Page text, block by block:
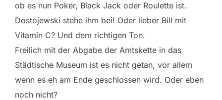
ob es nun Poker, Black Jack oder Roulette ist.
Dostojewski stehe ihm bei! Oder lieber Bill mit
Vitamin C? Und dem richtigen Ton.
Freilich mit der Abgabe der Amtskette in das
Städtische Museum ist es nicht getan, vor allem
wenn es eh am Ende geschlossen wird. Oder eben
noch nicht?